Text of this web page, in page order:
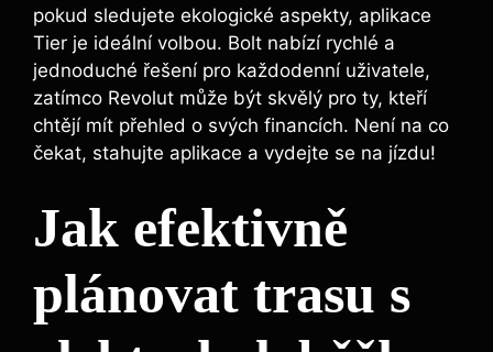
pokud sledujete ekologické aspekty, aplikace
Tier je ideální volbou. Bolt nabízí rychlé a
jednoduché řešení pro každodenní uživatele,
zatímco Revolut může být skvělý pro ty, kteří
chtějí mít přehled o svých financích. Není na co
čekat, stahujte aplikace a vydejte se na jízdu!
Jak efektivně
plánovat trasu s